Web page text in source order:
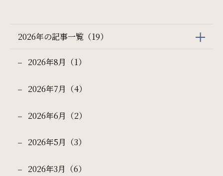
サイトマップ
フロアガイド
パンフレット
サイトポリシー
特定商取引法に基づく表記
ご利用部屋数
2026年の記事一覧（19）
2026年8月（1）
2026年7月（4）
2026年6月（2）
2026年5月（3）
2026年3月（6）